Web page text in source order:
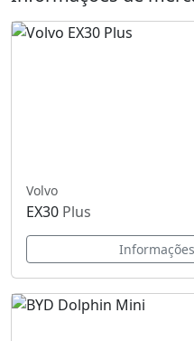
Volvo
EX30 Plus